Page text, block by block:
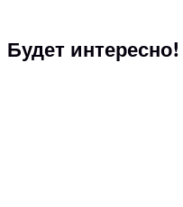
Будет интересно!